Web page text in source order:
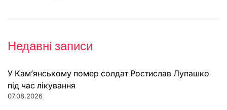
Недавні записи
У Кам’янському помер солдат Ростислав Лупашко
під час лікування
07.08.2026